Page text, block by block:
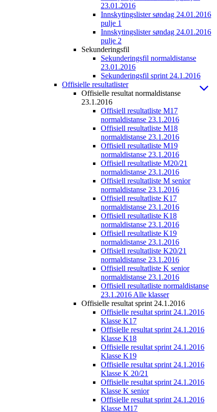
23.01.2016
Innskytingslister søndag 24.01.2016
pulje 1
Innskytingslister søndag 24.01.2016
pulje 2
Sekunderingsfil
Sekunderingsfil normaldistanse
23.01.2016
Sekunderingsfil sprint 24.1.2016
Offisielle resultatlister
Offisielle resultat normaldistanse
23.1.2016
Offisiell resultatliste M17
normaldistanse 23.1.2016
Offisiell resultatliste M18
normaldistanse 23.1.2016
Offisiell resultatliste M19
normaldistanse 23.1.2016
Offisiell resultatliste M20/21
normaldistanse 23.1.2016
Offisiell resultatliste M senior
normaldistanse 23.1.2016
Offisiell resultatliste K17
normaldistanse 23.1.2016
Offisiell resultatliste K18
normaldistanse 23.1.2016
Offisiell resultatliste K19
normaldistanse 23.1.2016
Offisiell resultatliste K20/21
normaldistanse 23.1.2016
Offisiell resultatliste K senior
normaldistanse 23.1.2016
Offisiell resultatliste normaldistanse
23.1.2016 Alle klasser
Offisielle resultat sprint 24.1.2016
Offisielle resultat sprint 24.1.2016
Klasse K17
Offisielle resultat sprint 24.1.2016
Klasse K18
Offisielle resultat sprint 24.1.2016
Klasse K19
Offisielle resultat sprint 24.1.2016
Klasse K 20/21
Offisielle resultat sprint 24.1.2016
Klasse K senior
Offisielle resultat sprint 24.1.2016
Klasse M17